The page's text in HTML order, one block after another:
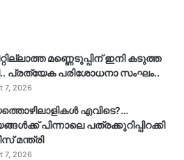
മണ്ണെടുപ്പിന് ഇനി കടുത്ത
പ്രത്യേക പരിശോധനാ സംഘം..
7, 2026
എവിടെ?…
പിന്നാലെ പത്രക്കുറിപ്പിറക്കി
മന്ത്രി
7, 2026